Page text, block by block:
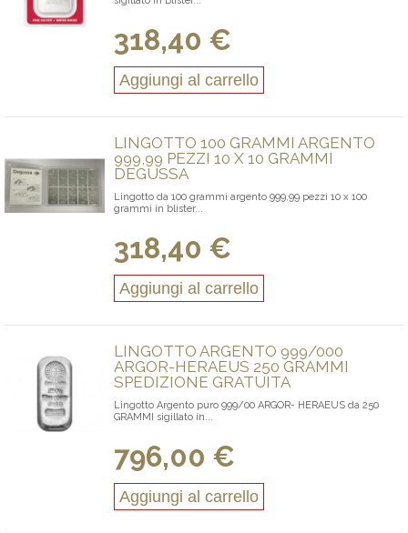
318,40 €
Aggiungi al carrello
LINGOTTO 100 GRAMMI ARGENTO
999,99 PEZZI 10 X 10 GRAMMI
DEGUSSA
Lingotto da 100 grammi argento 999,99 pezzi 10 x 100
grammi in blister...
318,40 €
Aggiungi al carrello
LINGOTTO ARGENTO 999/000
ARGOR-HERAEUS 250 GRAMMI
SPEDIZIONE GRATUITA
Lingotto Argento puro 999/00 ARGOR- HERAEUS da 250
GRAMMI sigillato in...
796,00 €
Aggiungi al carrello